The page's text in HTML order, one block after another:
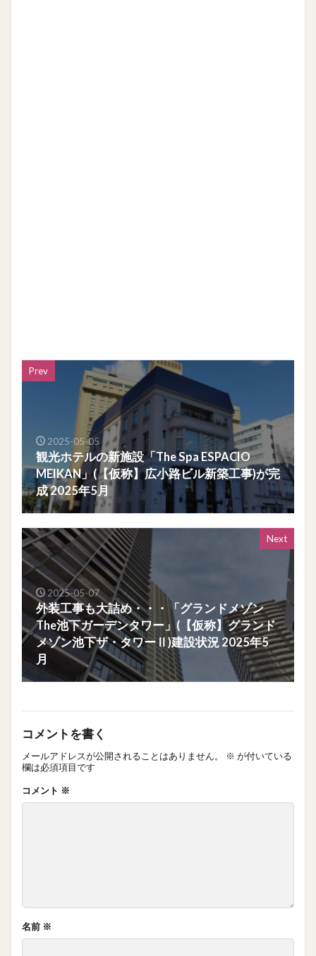
Prev
2025-05-05
観光ホテルの新施設「The Spa ESPACIO
MEIKAN」(【仮称】広小路ビル新築工事)が完
成 2025年5月
Next
2025-05-07
外装工事も大詰め・・・「グランドメゾン
The池下ガーデンタワー」(【仮称】グランド
メゾン池下ザ・タワーⅡ)建設状況 2025年5
月
コメントを書く
メールアドレスが公開されることはありません。 ※ が付いている
欄は必須項目です
コメント ※
名前 ※